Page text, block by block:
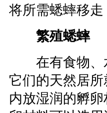
将所需蟋蟀移
繁殖蟋蟀
在有食物、
它们的天然居
内放湿润的孵